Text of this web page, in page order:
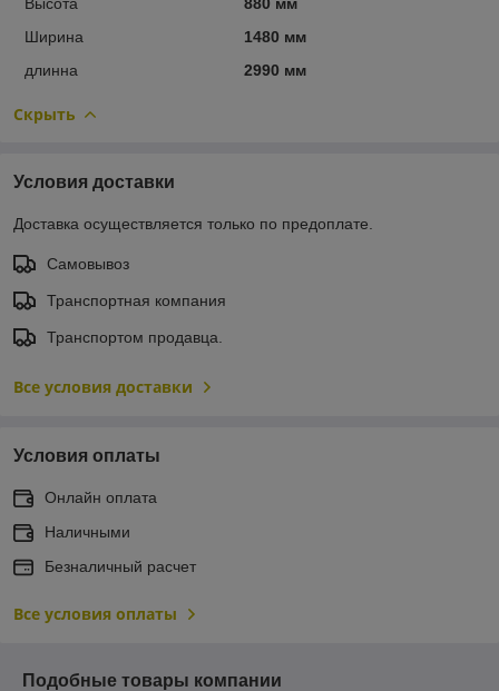
Ширина
1480 мм
длинна
2990 мм
Скрыть
Условия доставки
Доставка осуществляется только по предоплате.
Самовывоз
Транспортная компания
Транспортом продавца.
Все условия доставки
Условия оплаты
Онлайн оплата
Наличными
Безналичный расчет
Все условия оплаты
Подобные товары компании